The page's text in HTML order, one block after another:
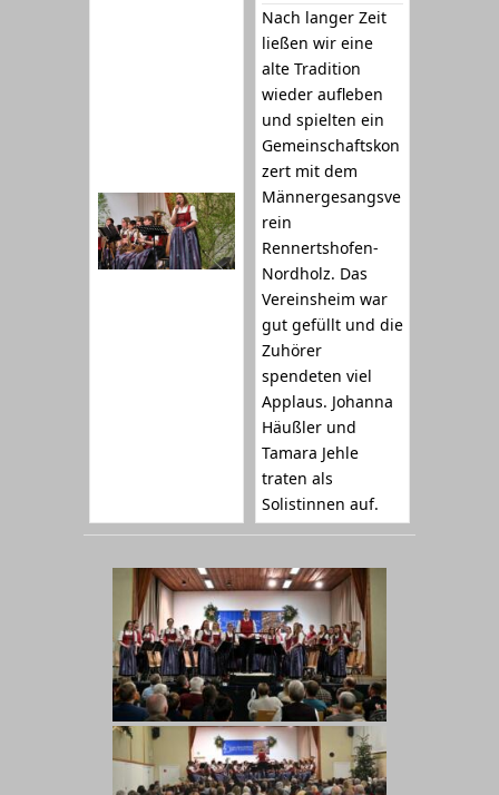
Nach langer Zeit
ließen wir eine
alte Tradition
wieder aufleben
und spielten ein
Gemeinschaftskon
zert mit dem
Männergesangsve
rein
Rennertshofen-
Nordholz. Das
Vereinsheim war
gut gefüllt und die
Zuhörer
spendeten viel
Applaus. Johanna
Häußler und
Tamara Jehle
traten als
Solistinnen auf.